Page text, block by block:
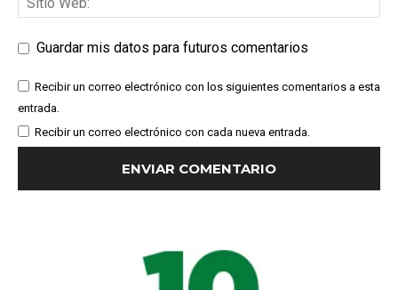
Guardar mis datos para futuros comentarios
Recibir un correo electrónico con los siguientes comentarios a esta
entrada.
Recibir un correo electrónico con cada nueva entrada.